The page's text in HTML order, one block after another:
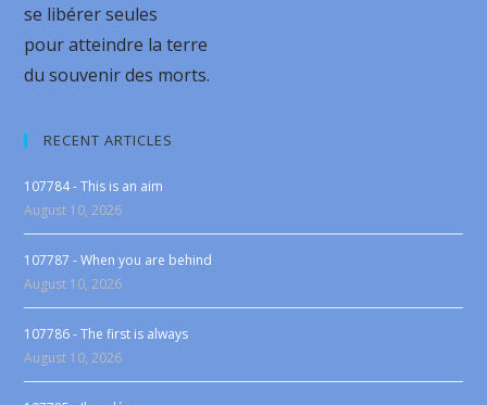
se libérer seules
pour atteindre la terre
du souvenir des morts.
RECENT ARTICLES
107784 - This is an aim
August 10, 2026
107787 - When you are behind
August 10, 2026
107786 - The first is always
August 10, 2026